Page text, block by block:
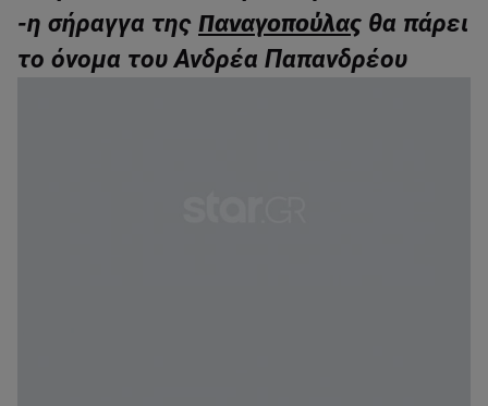
-η σήραγγα της Παναγοπούλας θα πάρει
το όνομα του Ανδρέα Παπανδρέου